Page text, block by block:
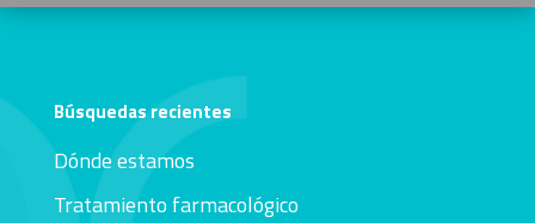
Búsquedas recientes
Dónde estamos
Tratamiento farmacológico